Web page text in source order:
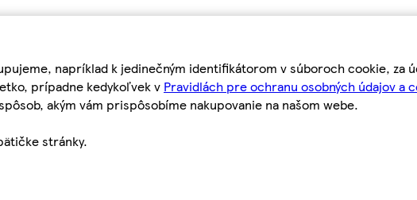
napríklad k jedinečným identifikátorom v súboroch cookie, za
prípadne kedykoľvek v Pravidlách pre ochranu osobných údajov a
akým vám prispôsobíme nakupovanie na našom webe.
stránky.